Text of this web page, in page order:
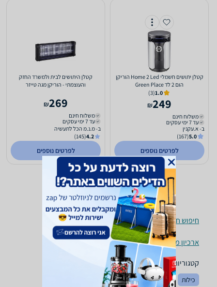
‏קטלן יתושים חשמלי Home 2 Led הוריקן
הום 2 לד Green Place
1.0
(3)
249
₪
משלוח חינם
עד 7 ימי עסקים
ב- א.עקנין
5.0
(167)
לפרטים נוספים
קטלן היתושים לבית ולמשרד החזק
והעוצמתי - הוריקן מגה טייזר
269
₪
משלוח חינם
עד 7 ימי עסקים
ב- מ.נ.מ הכל לתעשיה
4.2
(145)
לפרטים נוספים
חיפוש חנויות קוטלי / דוחי יתושים לפי עיר
ארכיון מוצרים
קטגוריות משלימות
כילות